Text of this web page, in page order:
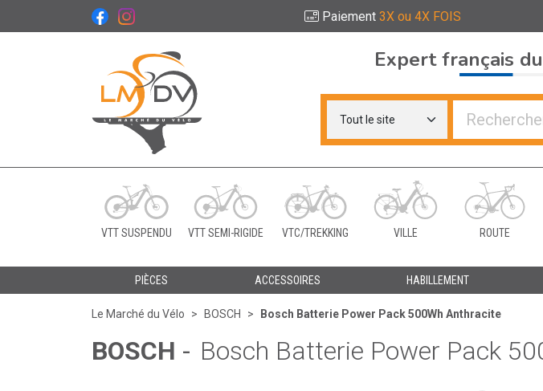
Paiement 3X ou 4X FOIS
Le Marché du Vélo Votre distributeurs de vélo
Expert français
VTT SUSPENDU VTT SEMI-RIGIDE VTC/TREKKING VILLE ROUTE
PIÈCES ACCESSOIRES HABILLEMENT
Le Marché du Vélo BOSCH Bosch Batterie Power Pack 500Wh Anthracite
BOSCH - Bosch Batterie Power Pack